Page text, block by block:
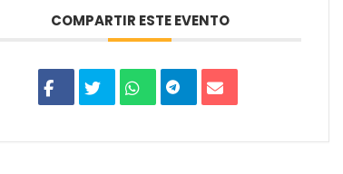
COMPARTIR ESTE EVENTO